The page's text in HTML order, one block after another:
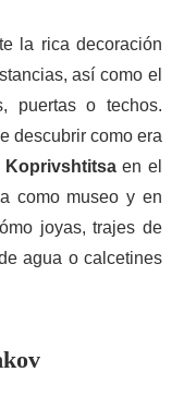
la rica decoración
así como el
puertas o techos.
descubrir como era
Koprivshtitsaen el
como museo y en
joyas, trajes de
agua o calcetines